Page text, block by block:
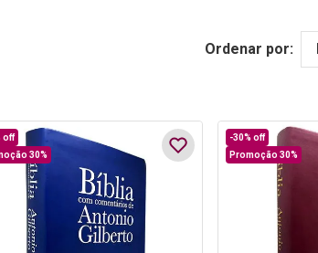
Ordenar por:
off
30%
-30% off
Promoção 30%